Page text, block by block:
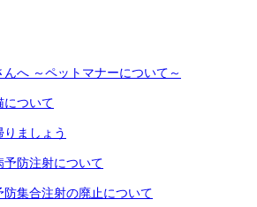
へ ～ペットマナーについて～
について
ましょう
防注射について
防集合注射の廃止について